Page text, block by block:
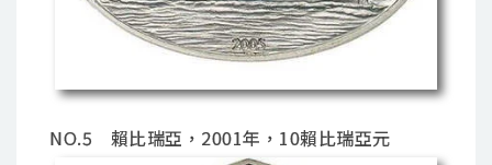
NO.5 賴比瑞亞，2001年，10賴比瑞亞元